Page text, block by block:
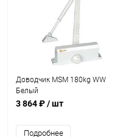
Доводчик MSM 180kg WW
Белый
3 864 ₽/ шт
Подробнее